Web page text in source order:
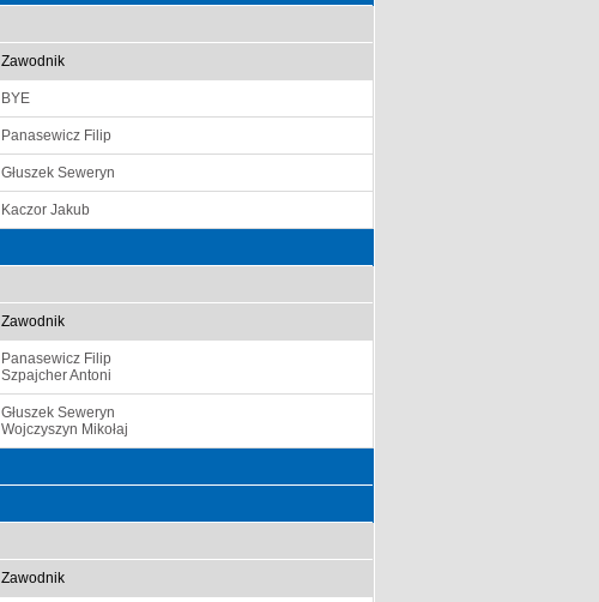
Zawodnik
BYE
Panasewicz Filip
Głuszek Seweryn
Kaczor Jakub
Zawodnik
Panasewicz Filip
Szpajcher Antoni
Głuszek Seweryn
Wojczyszyn Mikołaj
Zawodnik